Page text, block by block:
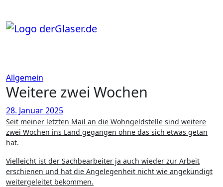
springen
Allgemein
Weitere zwei Wochen
28. Januar 2025
Seit meiner letzten Mail an die Wohngeldstelle sind weitere
zwei Wochen ins Land gegangen ohne das sich etwas getan
hat.
Vielleicht ist der Sachbearbeiter ja auch wieder zur Arbeit
erschienen und hat die Angelegenheit nicht wie angekündigt
weitergeleitet bekommen.